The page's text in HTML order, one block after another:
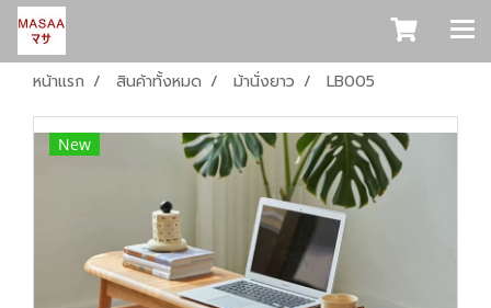
หน้าแรก สินค้าทั้งหมด ม้านั่งยาว LB005
New